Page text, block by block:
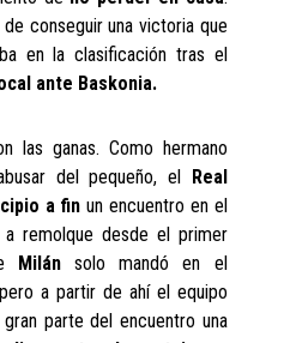
conseguir una victoria que
en la clasificación tras el
ante Baskonia.
las ganas. Como hermano
del pequeño, el
Real
a fin un encuentro en el
remolque desde el primer
Milánsolo mandó en el
a partir de ahí el equipo
parte del encuentro una